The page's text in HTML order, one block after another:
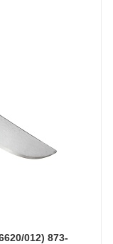
012) 873-